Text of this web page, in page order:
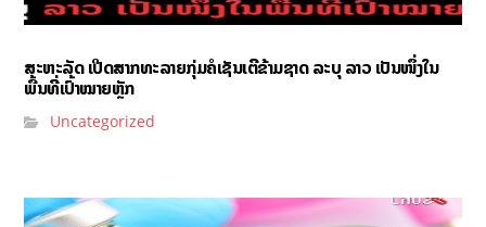
ສະຫະລັດ ເປີດສາກທະລາຍກຸ່ມຄໍເຊັນເຕີຂ້າມຊາດ ລະບຸ ລາວ ເປັນໜຶ່ງໃນ
ພື້ນທີ່ເປົ້າໝາຍຫຼັກ
Uncategorized